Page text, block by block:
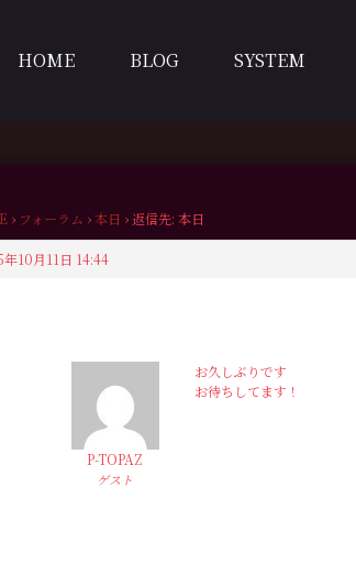
HOME BLOG SYSTEM
› フォーラム ›本日 ›返信先: 本日
10月11日 14:44
P-TOPAZ
ゲスト
お久しぶりです
お待ちしてます！